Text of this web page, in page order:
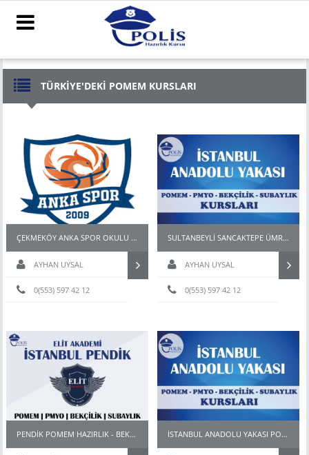
TÜRKİYE'DEKİ POMEM KURSLARI
ÇEKMEKÖY ANKA SPOR OKULU POMEM PMYO BEKÇİ HAZIRLIK KURSU
AYHAN UYSAL
0(553) 597 42 12
SULTANBEYLİ SANCAKTEPE ÜMRANİYE POMEM PMYO PARKUR HAZIRLIK KURSU
AYHAN UYSAL
0(553) 597 42 12
PENDİK POMEM HAZIRLIK - BEKÇİ PARKUR HAZIRLIK KURSU İSTANBUL ANADOLU YAKASI POMEM KURSLARI